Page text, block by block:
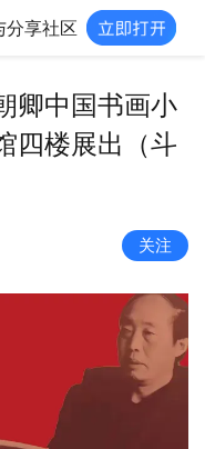
分享社区
卿中国书画小
四楼展出（斗
关注